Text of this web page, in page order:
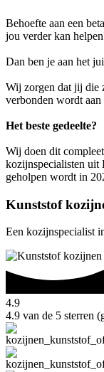
Behoefte aan een
jou verder kan
Dan ben je aan het
Wij zorgen dat jij die
verbonden wordt
Het beste gedeelte?
Wij doen dit
kozijnspecialisten uit
geholpen wordt in
Kunststof
Een kozijnspecialist
4.9
4.9 van de 5 sterren